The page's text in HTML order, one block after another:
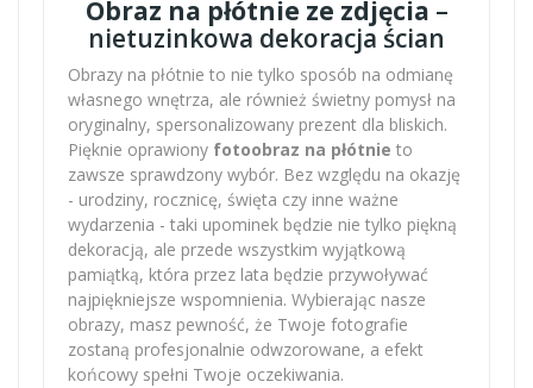
Obraz na płótnie ze zdjęcia –
nietuzinkowa dekoracja ścian
Obrazy na płótnie to nie tylko sposób na odmianę
własnego wnętrza, ale również świetny pomysł na
oryginalny, spersonalizowany prezent dla bliskich.
Pięknie oprawiony fotoobraz na płótnie to
zawsze sprawdzony wybór. Bez względu na okazję
- urodziny, rocznicę, święta czy inne ważne
wydarzenia - taki upominek będzie nie tylko piękną
dekoracją, ale przede wszystkim wyjątkową
pamiątką, która przez lata będzie przywoływać
najpiękniejsze wspomnienia. Wybierając nasze
obrazy, masz pewność, że Twoje fotografie
zostaną profesjonalnie odwzorowane, a efekt
końcowy spełni Twoje oczekiwania.